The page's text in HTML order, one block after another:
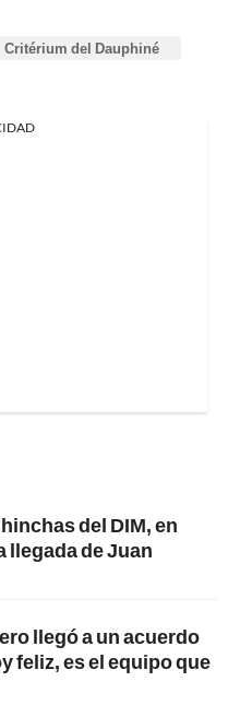
Critérium del Dauphiné
del DIM, en
llegada de Juan
llegó a un acuerdo
feliz, es el equipo que